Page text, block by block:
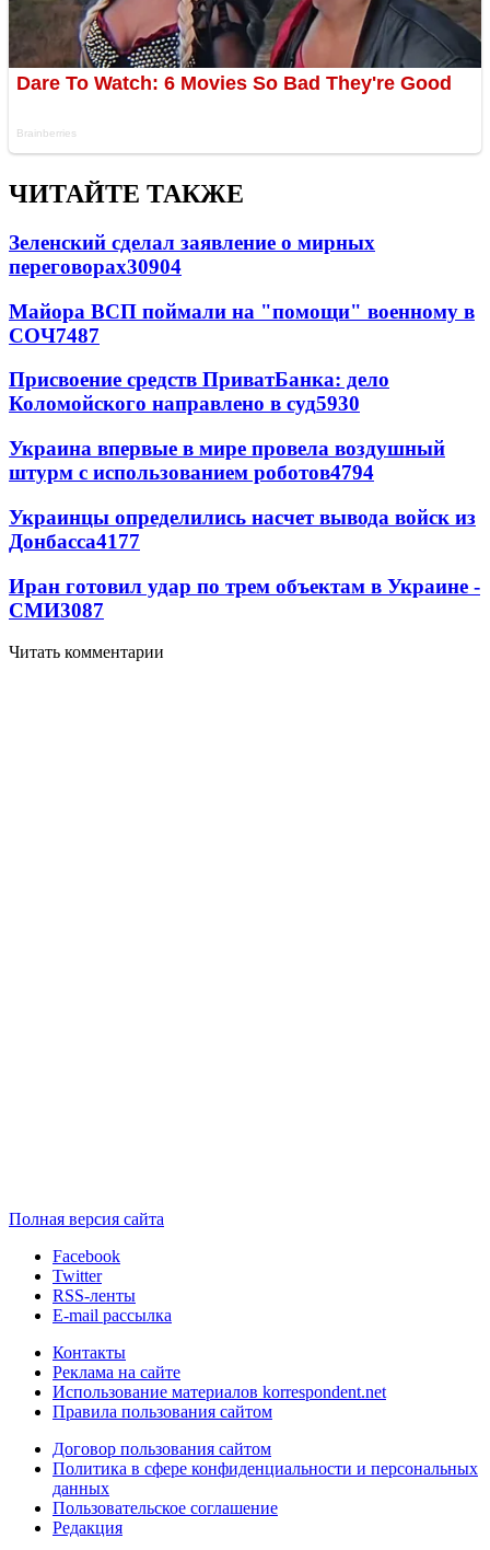
ЧИТАЙТЕ ТАКЖЕ
Зеленский сделал заявление о мирных
переговорах30904
Майора ВСП поймали на "помощи" военному в
СОЧ7487
Присвоение средств ПриватБанка: дело
Коломойского направлено в суд5930
Украина впервые в мире провела воздушный
штурм с использованием роботов4794
Украинцы определились насчет вывода войск из
Донбасса4177
Иран готовил удар по трем объектам в Украине -
СМИ3087
Читать комментарии
Полная версия сайта
Facebook
Twitter
RSS-ленты
E-mail рассылка
Контакты
Реклама на сайте
Использование материалов korrespondent.net
Правила пользования сайтом
Договор пользования сайтом
Политика в сфере конфиденциальности и персональных
данных
Пользовательское соглашение
Редакция